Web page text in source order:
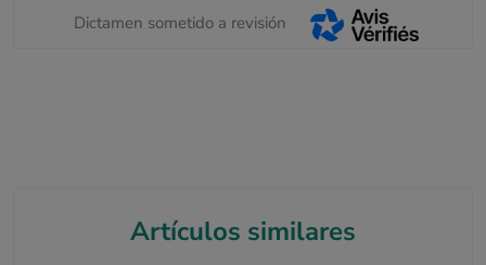
Dictamen sometido a revisión
Artículos similares